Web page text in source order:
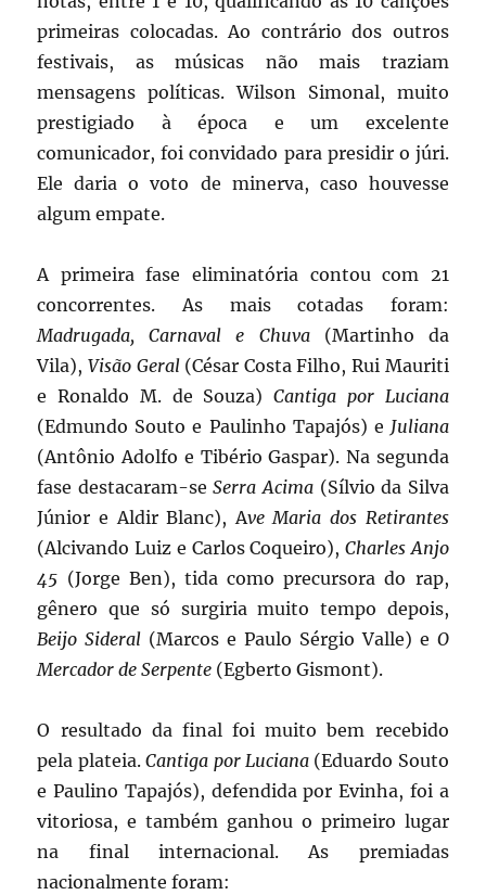
primeiras colocadas. Ao contrário dos outros
festivais, as músicas não mais traziam
mensagens políticas. Wilson Simonal, muito
prestigiado à época e um excelente
comunicador, foi convidado para presidir o júri.
Ele daria o voto de minerva, caso houvesse
algum empate.
A primeira fase eliminatória contou com 21
concorrentes. As mais cotadas foram:
Madrugada, Carnaval e Chuva(Martinho da
Vila),Visão Geral(César Costa Filho, Rui Mauriti
e Ronaldo M. de Souza)Cantiga por Luciana
(Edmundo Souto e Paulinho Tapajós) e Juliana
(Antônio Adolfo e Tibério Gaspar). Na segunda
fase destacaram-seSerra Acima (Sílvio da Silva
Júnior e Aldir Blanc), Ave Maria dos Retirantes
(Alcivando Luiz e Carlos Coqueiro), Charles Anjo
45 (Jorge Ben), tida como precursora do rap,
gênero que só surgiria muito tempo depois,
Beijo Sideral (Marcos e Paulo Sérgio Valle) e O
Mercador de Serpente (Egberto Gismont).
O resultado da final foi muito bem recebido
pela plateia.Cantiga por Luciana(Eduardo Souto
e Paulino Tapajós), defendida por Evinha, foi a
vitoriosa, e também ganhou o primeiro lugar
na final internacional. As premiadas
nacionalmente foram: